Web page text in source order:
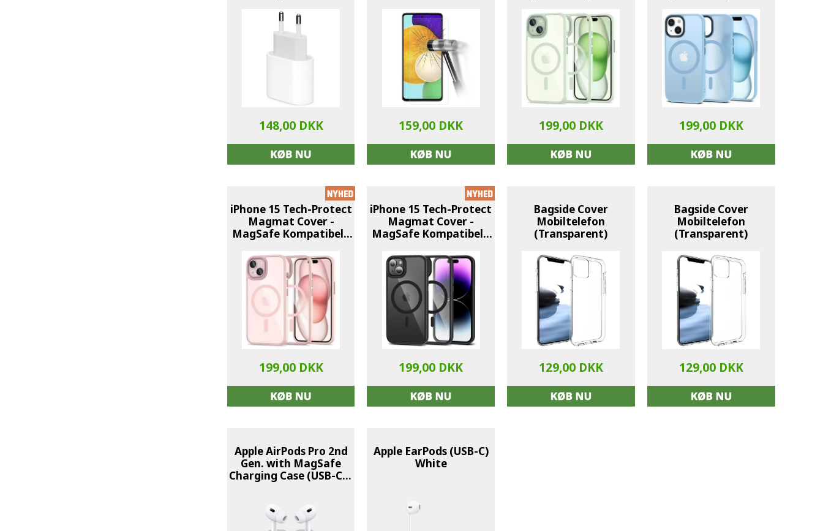
148,00 DKK 159,00 DKK 199,00 DKK 199,00 DKK
iPhone 15 Tech-Protect
Magmat Cover -
MagSafe Kompatibel -
199,00 DKK
iPhone 15 Tech-Protect
Magmat Cover -
MagSafe Kompatibel -
199,00 DKK
Bagside Cover
Mobiltelefon
(Transparent)
129,00 DKK
Bagside Cover
Mobiltelefon
(Transparent)
129,00 DKK
Apple AirPods Pro 2nd
Gen. with MagSafe
Charging Case (USB-C) -
Apple EarPods (USB-C)
White